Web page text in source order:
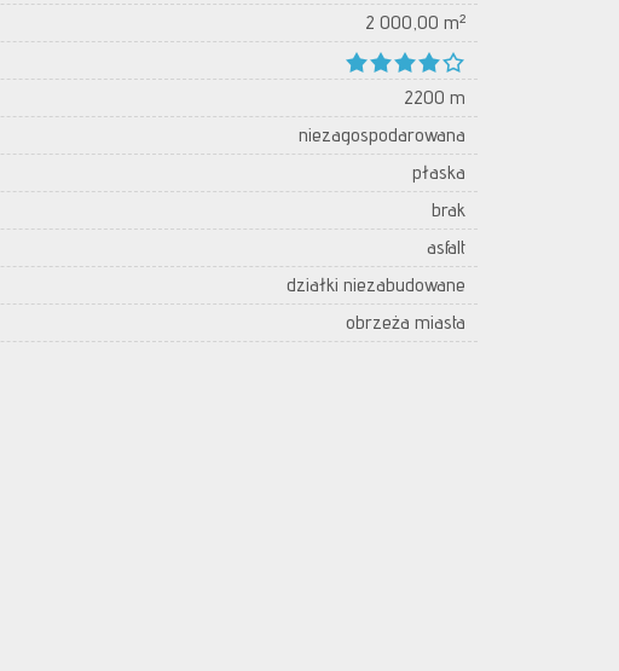
2 000,00 m²
2200 m
niezagospodarowana
płaska
brak
asfalt
działki niezabudowane
obrzeża miasta